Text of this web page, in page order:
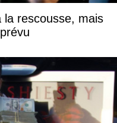
la rescousse, mais